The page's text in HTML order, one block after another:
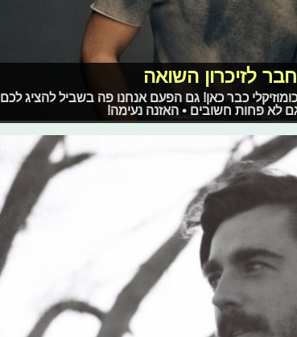
לזיכרון השואה
כבר כאן! גם הפעם אנחנו פה בשביל להציג לכם
לא פחות חשובים • האזנה נעימה!